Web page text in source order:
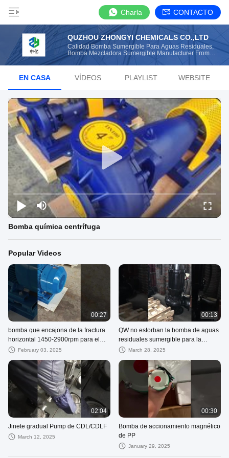
Charla CONTACTO
QUZHOU ZHONGYI CHEMICALS CO.,LTD
Calidad Bomba Sumergible Para Aguas Residuales,
Bomba Mezcladora Sumergible Manufacturer From
EN CASA VÍDEOS PLAYLIST WEBSITE
Bomba química centrífuga
Popular Videos
00:27
bomba que encajona de la fractura
horizontal 1450-2900rpm para el
proyecto de la conservación del
February 03, 2025
00:13
QW no estorban la bomba de aguas
residuales sumergible para la
descarga inútil industrial
March 28, 2025
02:04
Jinete gradual Pump de CDL/CDLF
March 12, 2025
00:30
Bomba de accionamiento magnético
de PP
January 29, 2025